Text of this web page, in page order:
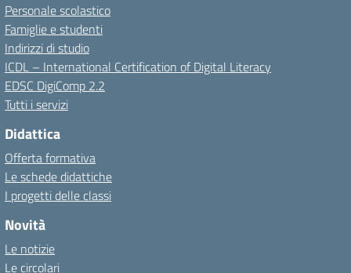
Personale scolastico
Famiglie e studenti
Indirizzi di studio
ICDL – International Certification of Digital Literacy
EDSC DigiComp 2.2
Tutti i servizi
Didattica
Offerta formativa
Le schede didattiche
I progetti delle classi
Novità
Le notizie
Le circolari